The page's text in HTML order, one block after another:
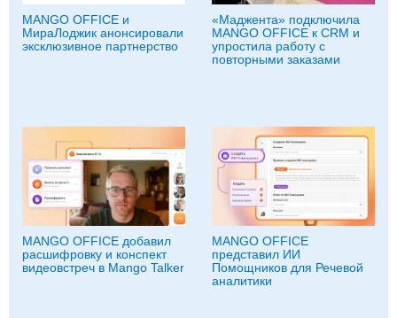
MANGO OFFICE и
МираЛоджик анонсировали
эксклюзивное партнерство
«Маджента» подключила
MANGO OFFICE к CRM и
упростила работу с
повторными заказами
MANGO OFFICE добавил
расшифровку и конспект
видеовстреч в Mango Talker
MANGO OFFICE
представил ИИ
Помощников для Речевой
аналитики